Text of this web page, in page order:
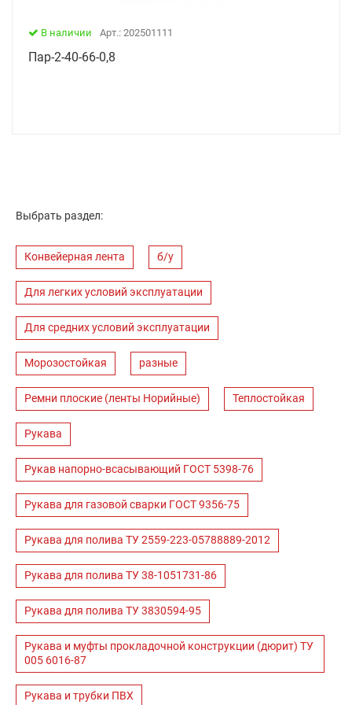
В наличии Арт.: 202501111
Пар-2-40-66-0,8
Выбрать раздел:
Конвейерная лента б/у
Для легких условий эксплуатации
Для средних условий эксплуатации
Морозостойкая разные
Ремни плоские (ленты Норийные) Теплостойкая
Рукава
Рукав напорно-всасывающий ГОСТ 5398-76
Рукава для газовой сварки ГОСТ 9356-75
Рукава для полива ТУ 2559-223-05788889-2012
Рукава для полива ТУ 38-1051731-86
Рукава для полива ТУ 3830594-95
Рукава и муфты прокладочной конструкции (дюрит) ТУ
005 6016-87
Рукава и трубки ПВХ